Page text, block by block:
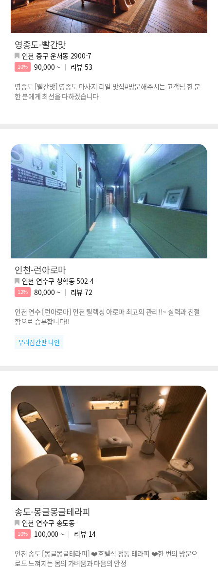
영종도-빨간맛
인천 중구 운서동 2900-7
10% 90,000 ~ 리뷰 53
영종도 [빨간맛] 영종도 마사지 리얼 맛집#방문해주시는 고객님 한 분
한 분에게 최선을 다하겠습니다
인천-런아로마
인천 연수구 청학동 502-4
12% 80,000 ~ 리뷰 72
인천 연수 [런아로마] 인천 릴렉싱 아로마 최고의 관리!!~ 실력과 친절
함으로 승부합니다!!
우리집간판 나연
송도-몽글몽글테라피
인천 연수구 송도동
10% 100,000 ~ 리뷰 14
인천 송도 [몽글몽글테라피] ❤️호텔식 정통 테라피 ❤️한 번의 방문으
로도 느껴지는 몸의 가벼움과 마음의 안정